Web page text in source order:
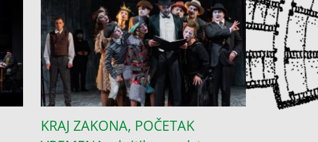
KRAJ ZAKONA, POČETAK